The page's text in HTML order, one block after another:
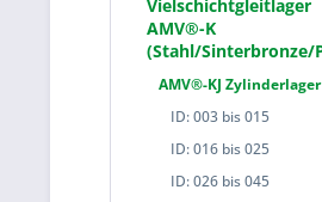
Vielschichtgleitlager
AMV®-K
AMV®-KJ Zylinderlager
ID: 003 bis 015
ID: 016 bis 025
ID: 026 bis 045